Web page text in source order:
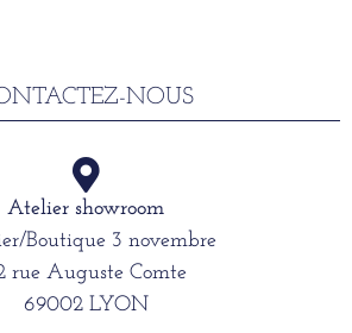
NOUS
Atelier showroom
Boutique 3 novembre
rue Auguste Comte
69002 LYON